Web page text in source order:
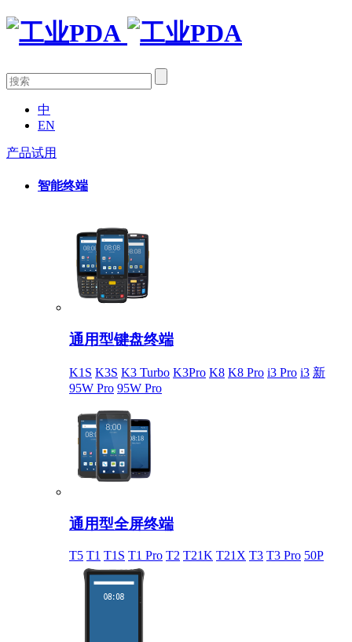
中
EN
产品试用
智能终端
通用型键盘终端
K1S K3S K3 Turbo K3Pro K8 K8 Pro i3 Pro i3 新
95W Pro 95W Pro
通用型全屏终端
T5 T1 T1S T1 Pro T2 T21K T21X T3 T3 Pro 50P